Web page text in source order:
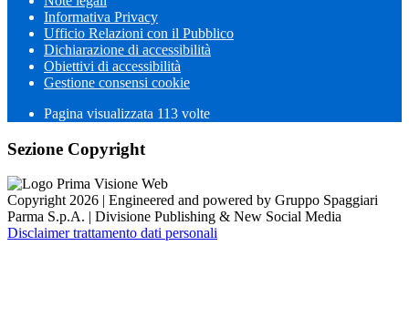
Informativa Privacy
Ufficio Relazioni con il Pubblico
Dichiarazione di accessibilità
Obiettivi di accessibilità
Gestione consensi cookie
Pagina visualizzata 113 volte
Sezione Copyright
Copyright 2026 | Engineered and powered by Gruppo Spaggiari
Parma S.p.A. | Divisione Publishing & New Social Media
Disclaimer trattamento dati personali